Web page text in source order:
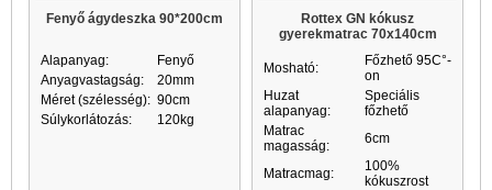
Fenyő ágydeszka 90*200cm
Alapanyag:
Fenyő
Anyagvastagság:
20mm
Méret (szélesség): 90cm
Súlykorlátozás:
120kg
Rottex GN kókusz
gyerekmatrac 70x140cm
Mosható:
Főzhető 95C°-
on
Huzat
alapanyag:
Speciális
főzhető
Matrac
magasság:
6cm
Matracmag:
100%
kókuszrost